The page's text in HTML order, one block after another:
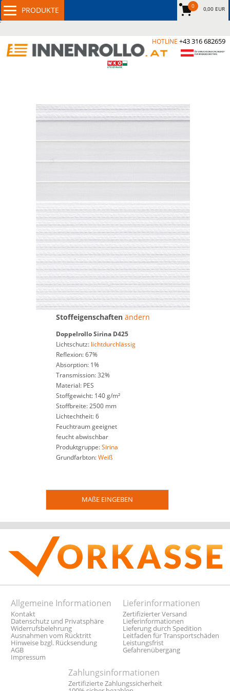
Stoffeigenschaften ändern
DoppelrolloSirina D425
Lichtschutz: lichtdurchlässig
Reflexion: 67%
Absorption: 1%
Transmission: 32%
Material: PES
Stoffgewicht: 140 g/m²
Stoffbreite: 2500 mm
Lichtechtheit: 6
Feuchtraum geeignet
feucht abwischbar
Produktgruppe:Sirina
Grundfarbton:Weiß
MAßE EINGEBEN
0 0,00 EUR
HOTLINE +43 316 682659
Allgemeine Informationen
Kontakt
Datenschutz und Privatsphäre
Widerrufsbelehrung
Ausnahmen vom Rücktritt
Hinweise bzgl. Rücksendung
AGB
Impressum
Lieferinformationen
Zertifizierter Versand
Lieferinformationen
Lieferung durch Spedition
Leitfaden für Transportschäden
Leistungsfrist
Gefahrenübergang
Zahlungsinformationen
Zertifizierte Zahlungssicherheit